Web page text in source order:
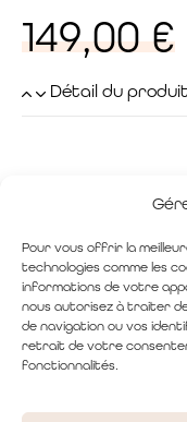
Pour vous offrir la
technologies comme les
informations de votre
nous autorisez à traiter
de navigation ou vos
retrait de votre
fonctionnalités.
149,00€
Détail du produit